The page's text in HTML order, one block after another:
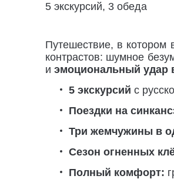
5 экскурсий, 3 обеда
Путешествие, в котором
контрастов: шумное
и эмоциональный удар
5 экскурсий с
Поездки на
Три жемчужины в
Сезон огненных
Полный комфорт: